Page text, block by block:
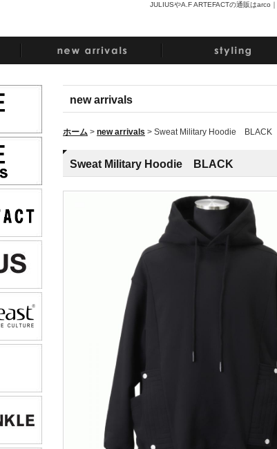
JULIUSやA.F ARTEFACTの通販はarco｜
new arrivals
ホーム > new arrivals > Sweat Military Hoodie BLACK
Sweat Military Hoodie BLACK